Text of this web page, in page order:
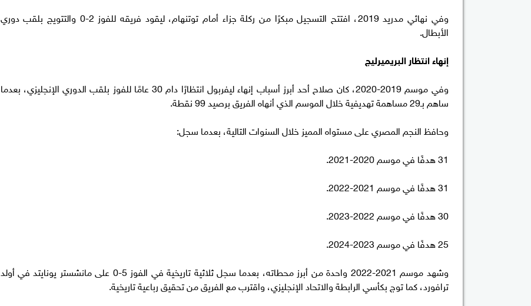
وفي نهائي مدريد 2019، افتتح التسجيل مبكرًا من ركلة جزاء أمام توتنهام، ليقود فريقه للفوز 2-0 والتتويج بلقب دوري
الأبطال.
إنهاء انتظار البريميرليج
وفي موسم 2019-2020، كان صلاح أحد أبرز أسباب إنهاء ليفربول انتظارًا دام 30 عامًا للفوز بلقب الدوري الإنجليزي، بعدما
ساهم بـ29 مساهمة تهديفية خلال الموسم الذي أنهاه الفريق برصيد 99 نقطة.
وحافظ النجم المصري على مستواه المميز خلال السنوات التالية، بعدما سجل:
31 هدفًا في موسم 2020-2021.
31 هدفًا في موسم 2021-2022.
30 هدفًا في موسم 2022-2023.
25 هدفًا في موسم 2023-2024.
وشهد موسم 2021-2022 واحدة من أبرز محطاته، بعدما سجل ثلاثية تاريخية في الفوز 5-0 على مانشستر يونايتد في أولد
ترافورد، كما توج بكأسي الرابطة والاتحاد الإنجليزي، واقترب مع الفريق من تحقيق رباعية تاريخية.